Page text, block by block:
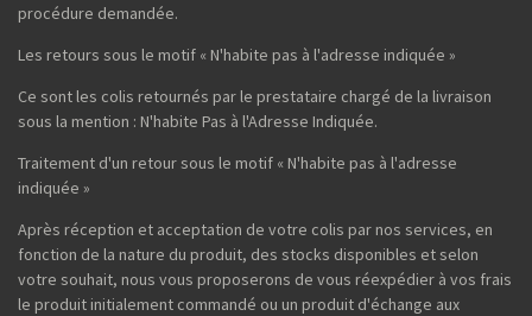
procédure demandée.
Les retours sous le motif « N'habite pas à l'adresse indiquée »
Ce sont les colis retournés par le prestataire chargé de la livraison
sous la mention : N'habite Pas à l'Adresse Indiquée.
Traitement d'un retour sous le motif « N'habite pas à l'adresse
indiquée »
Après réception et acceptation de votre colis par nos services, en
fonction de la nature du produit, des stocks disponibles et selon
votre souhait, nous vous proposerons de vous réexpédier à vos frais
le produit initialement commandé ou un produit d'échange aux